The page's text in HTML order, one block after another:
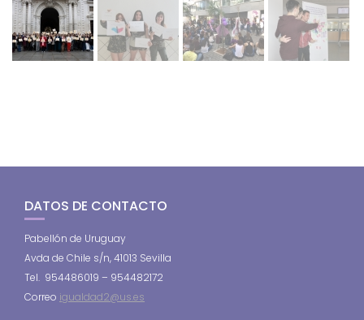
DATOS DE CONTACTO
Pabellón de Uruguay
Avda de Chile s/n, 41013 Sevilla
Tel. 954486019 – 954482172
Correo igualdad2@us.es